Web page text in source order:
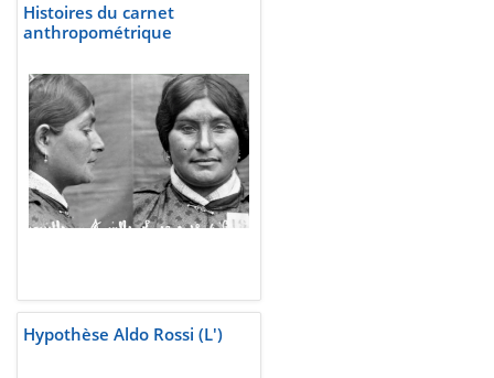
Histoires du carnet
anthropométrique
Hypothèse Aldo Rossi (L')